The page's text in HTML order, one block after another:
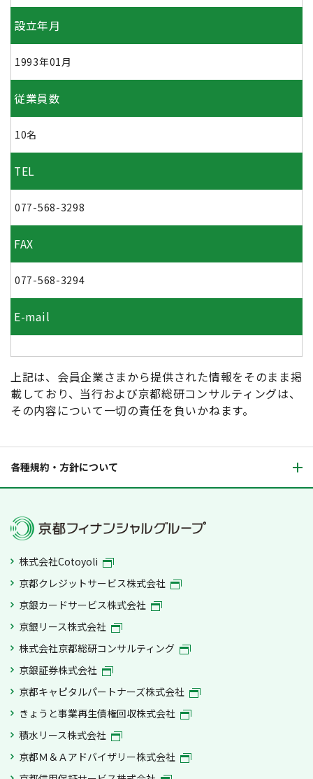
設立年月
1993年01月
従業員数
10名
TEL
077-568-3298
FAX
077-568-3294
E-mail
上記は、会員企業さまから提供された情報をそのまま掲
載しており、当行および京都総研コンサルティングは、
その内容について一切の責任を負いかねます。
各種規約・方針について
株式会社Cotoyoli
京都クレジットサービス株式会社
京銀カードサービス株式会社
京銀リース株式会社
株式会社京都総研コンサルティング
京銀証券株式会社
京都キャピタルパートナーズ株式会社
きょうと事業再生債権回収株式会社
積水リース株式会社
京都Ｍ＆Ａアドバイザリー株式会社